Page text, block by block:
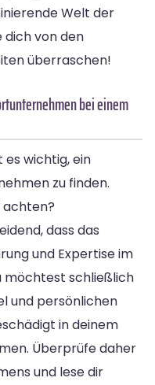
Welt der
dich von den
überraschen!
bei einem
es wichtig, ein
zu finden.
achten?
dass das
und Expertise im
möchtest schließlich
und persönlichen
in deinem
Überprüfe daher
und lese dir